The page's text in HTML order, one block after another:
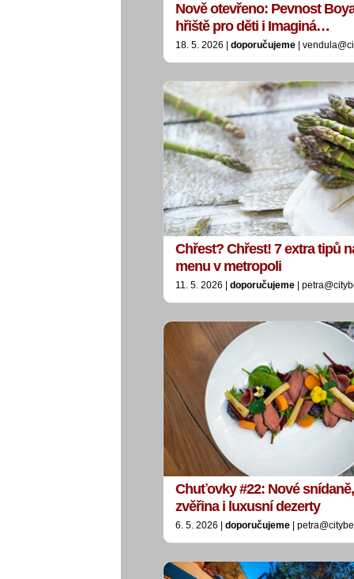
Nově otevřeno: Pevnost
hřiště pro děti i Imaginá…
18. 5. 2026 | doporučujeme |
Chřest? Chřest! 7 extra tipů
menu v metropoli
11. 5. 2026 | doporučujeme |
Chuťovky #22: Nové
zvěřina i luxusní dezerty
6. 5. 2026 | doporučujeme |